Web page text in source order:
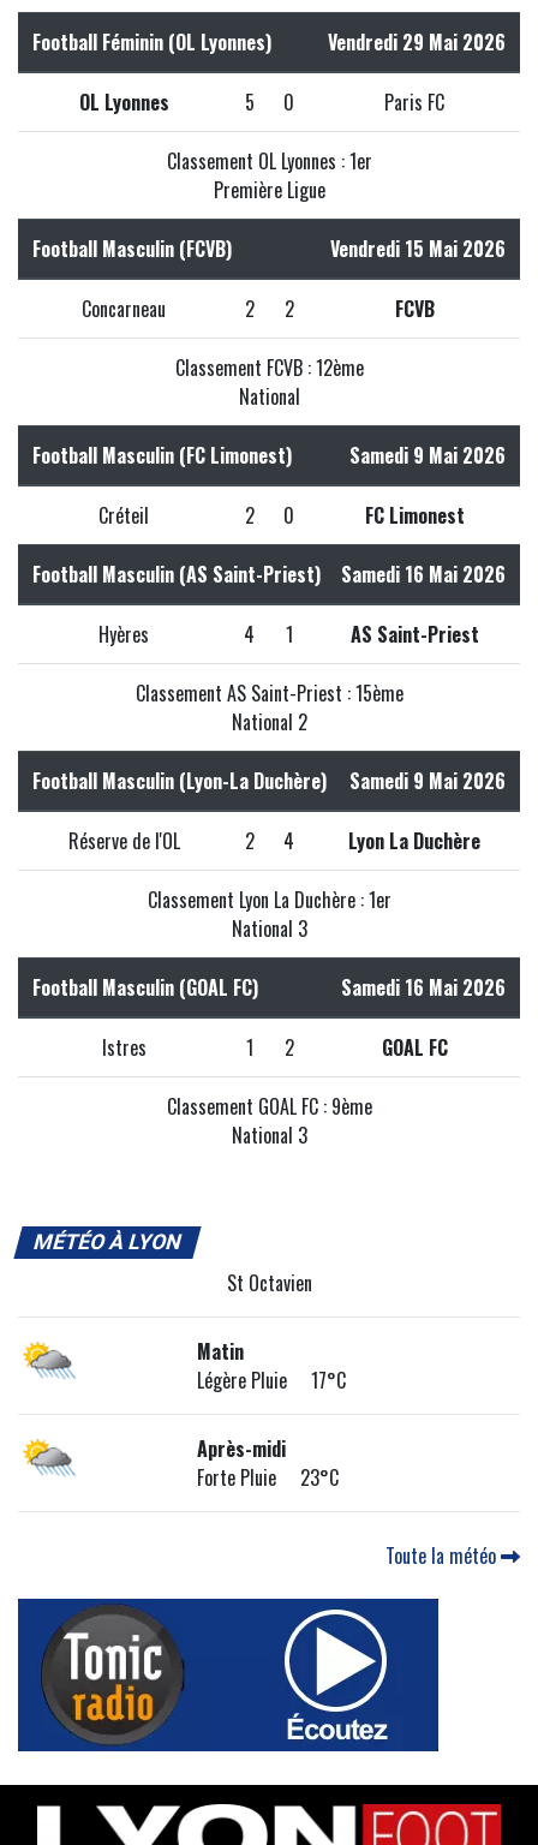
Football Féminin (OL Lyonnes) Vendredi 29 Mai 2026
OL Lyonnes 5 0 Paris FC
Classement OL Lyonnes : 1er
Première Ligue
Football Masculin (FCVB) Vendredi 15 Mai 2026
Concarneau 2 2 FCVB
Classement FCVB : 12ème
National
Football Masculin (FC Limonest) Samedi 9 Mai 2026
Créteil 2 0 FC Limonest
Football Masculin (AS Saint-Priest) Samedi 16 Mai 2026
Hyères 4 1 AS Saint-Priest
Classement AS Saint-Priest : 15ème
National 2
Football Masculin (Lyon-La Duchère) Samedi 9 Mai 2026
Réserve de l'OL 2 4 Lyon La Duchère
Classement Lyon La Duchère : 1er
National 3
Football Masculin (GOAL FC) Samedi 16 Mai 2026
Istres 1 2 GOAL FC
Classement GOAL FC : 9ème
National 3
MÉTÉO À LYON
St Octavien
Matin
Légère Pluie 17°C
Après-midi
Forte Pluie 23°C
Toute la météo